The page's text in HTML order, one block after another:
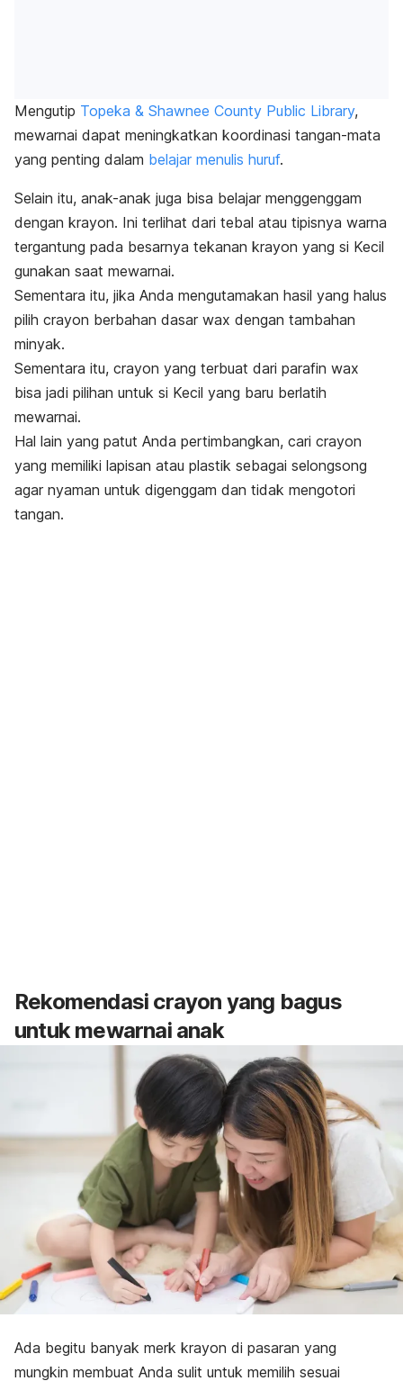
Mengutip Topeka & Shawnee County Public Library,
mewarnai dapat meningkatkan koordinasi tangan-mata
yang penting dalam belajar menulis huruf.
Selain itu, anak-anak juga bisa belajar menggenggam
dengan krayon. Ini terlihat dari tebal atau tipisnya warna
tergantung pada besarnya tekanan krayon yang si Kecil
gunakan saat mewarnai.
Sementara itu, jika Anda mengutamakan hasil yang halus
pilih crayon berbahan dasar wax dengan tambahan
minyak.
Sementara itu, crayon yang terbuat dari parafin wax
bisa jadi pilihan untuk si Kecil yang baru berlatih
mewarnai.
Hal lain yang patut Anda pertimbangkan, cari crayon
yang memiliki lapisan atau plastik sebagai selongsong
agar nyaman untuk digenggam dan tidak mengotori
tangan.
Rekomendasi crayon yang bagus
untuk mewarnai anak
Ada begitu banyak merk krayon di pasaran yang
mungkin membuat Anda sulit untuk memilih sesuai